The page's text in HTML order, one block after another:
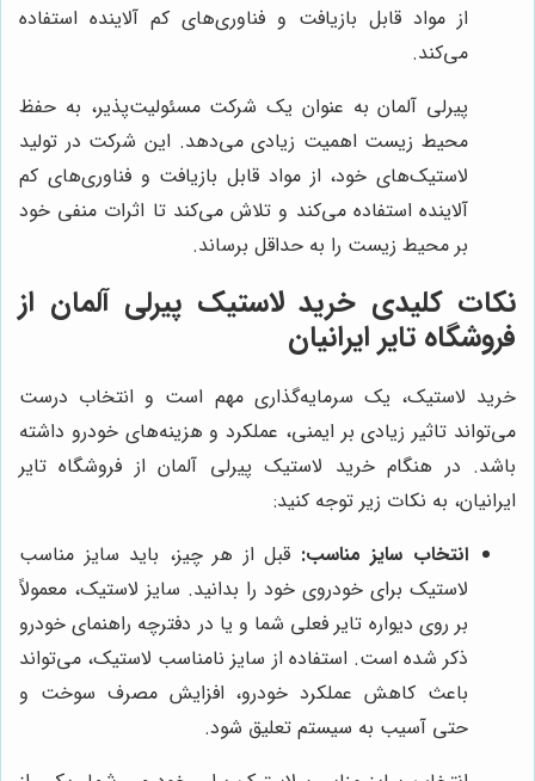
از مواد قابل بازیافت و فناوری‌های کم آلاینده استفاده
می‌کند.
پیرلی آلمان به عنوان یک شرکت مسئولیت‌پذیر، به حفظ
محیط زیست اهمیت زیادی می‌دهد. این شرکت در تولید
لاستیک‌های خود، از مواد قابل بازیافت و فناوری‌های کم
آلاینده استفاده می‌کند و تلاش می‌کند تا اثرات منفی خود
بر محیط زیست را به حداقل برساند.
نکات کلیدی خرید لاستیک پیرلی آلمان از
فروشگاه تایر ایرانیان
خرید لاستیک، یک سرمایه‌گذاری مهم است و انتخاب درست
می‌تواند تاثیر زیادی بر ایمنی، عملکرد و هزینه‌های خودرو داشته
باشد. در هنگام خرید لاستیک پیرلی آلمان از فروشگاه تایر
ایرانیان، به نکات زیر توجه کنید:
انتخاب سایز مناسب: قبل از هر چیز، باید سایز مناسب
لاستیک برای خودروی خود را بدانید. سایز لاستیک، معمولاً
بر روی دیواره تایر فعلی شما و یا در دفترچه راهنمای خودرو
ذکر شده است. استفاده از سایز نامناسب لاستیک، می‌تواند
باعث کاهش عملکرد خودرو، افزایش مصرف سوخت و
حتی آسیب به سیستم تعلیق شود.